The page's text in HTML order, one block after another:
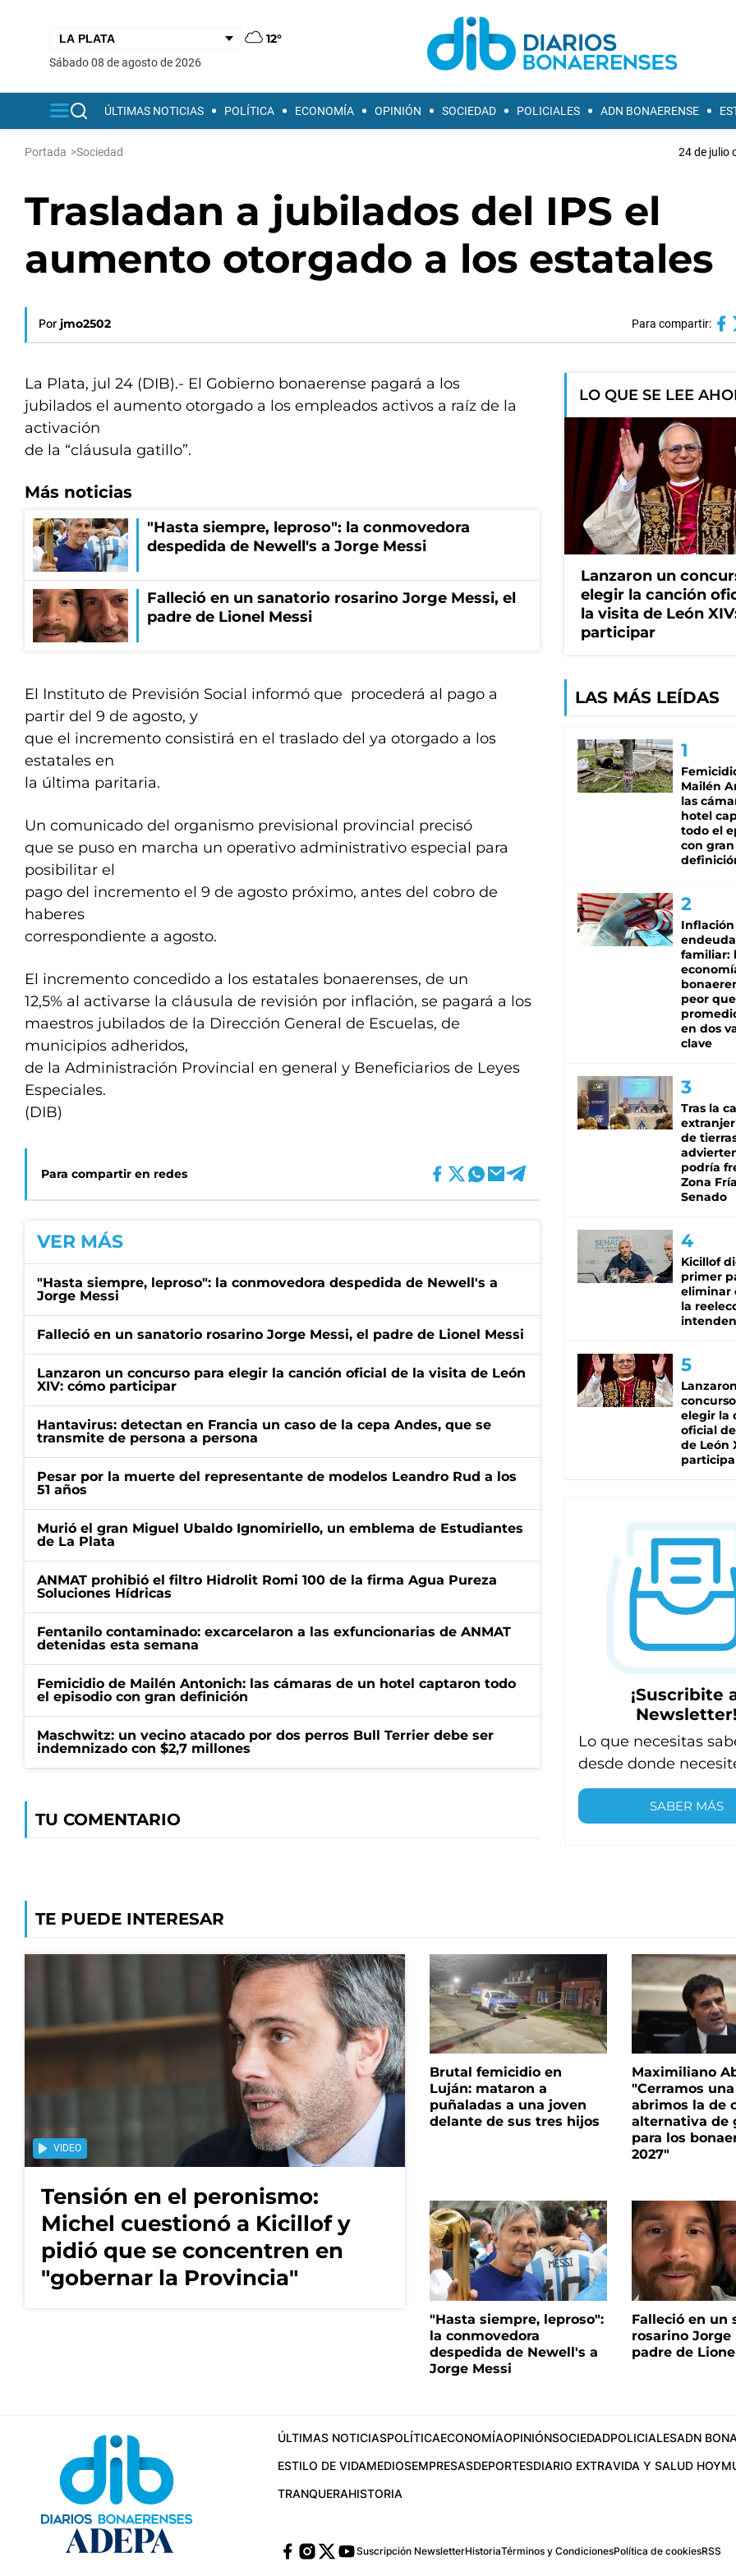
12°
sábado 08 de agosto de 2026
ÚLTIMAS NOTICIAS POLÍTICA ECONOMÍA OPINIÓN SOCIEDAD POLICIALES ADN BONAERENSE
Portada >Sociedad 24 de julio
Trasladan a jubilados del IPS el
aumento otorgado a los estatales
Por jmo2502 Para compartir:
La Plata, jul 24 (DIB).- El Gobierno bonaerense pagará a los
jubilados el aumento otorgado a los empleados activos a raíz de la
activación
de la “cláusula gatillo”.
Más noticias
"Hasta siempre, leproso": la conmovedora
despedida de Newell's a Jorge Messi
Falleció en un sanatorio rosarino Jorge Messi, el
padre de Lionel Messi
El Instituto de Previsión Social informó que procederá al pago a
partir del 9 de agosto, y
que el incremento consistirá en el traslado del ya otorgado a los
estatales en
la última paritaria.
Un comunicado del organismo previsional provincial precisó
que se puso en marcha un operativo administrativo especial para
posibilitar el
pago del incremento el 9 de agosto próximo, antes del cobro de
haberes
correspondiente a agosto.
El incremento concedido a los estatales bonaerenses, de un
12,5% al activarse la cláusula de revisión por inflación, se pagará a los
maestros jubilados de la Dirección General de Escuelas, de
municipios adheridos,
de la Administración Provincial en general y Beneficiarios de Leyes
Especiales.
(DIB)
Para compartir en redes
VER MÁS
"Hasta siempre, leproso": la conmovedora despedida de Newell's a
Jorge Messi
Falleció en un sanatorio rosarino Jorge Messi, el padre de Lionel Messi
Lanzaron un concurso para elegir la canción oficial de la visita de León
XIV: cómo participar
Hantavirus: detectan en Francia un caso de la cepa Andes, que se
transmite de persona a persona
Pesar por la muerte del representante de modelos Leandro Rud a los
51 años
Murió el gran Miguel Ubaldo Ignomiriello, un emblema de Estudiantes
de La Plata
ANMAT prohibió el filtro Hidrolit Romi 100 de la firma Agua Pureza
Soluciones Hídricas
Fentanilo contaminado: excarcelaron a las exfuncionarias de ANMAT
detenidas esta semana
Femicidio de Mailén Antonich: las cámaras de un hotel captaron todo
el episodio con gran definición
Maschwitz: un vecino atacado por dos perros Bull Terrier debe ser
indemnizado con $2,7 millones
TU COMENTARIO
LO QUE SE LEE
Lanzaron un
elegir la canción
la visita de León
participar
LAS MÁS LEÍDAS
Mailén
las
hotel
todo el
con gran
Inflación
familiar:
peor
en dos
clave
Tras la
de
podría
Zona
Senado
Kicillof
primer
eliminar
la
elegir la
oficial
de León
¡Suscribite
Newsletter!
Lo que necesitas
desde donde
SABER MÁS
TE PUEDE INTERESAR
VIDEO
Tensión en el peronismo:
Michel cuestionó a Kicillof y
pidió que se concentren en
"gobernar la Provincia"
Brutal femicidio en
Luján: mataron a
puñaladas a una joven
delante de sus tres hijos
Maximiliano
"Cerramos
abrimos la de
alternativa de
para los
2027"
"Hasta siempre, leproso":
la conmovedora
despedida de Newell's a
Jorge Messi
Falleció en un
rosarino Jorge
padre de
ÚLTIMAS NOTICIASPOLÍTICAECONOMÍAOPINIÓNSOCIEDADPOLICIALESADN
ESTILO DE VIDAMEDIOSEMPRESASDEPORTESDIARIO EXTRAVIDA Y SALUD HOY
TRANQUERAHISTORIA
Suscripción NewsletterHistoriaTérminos y CondicionesPolítica de cookiesRSS